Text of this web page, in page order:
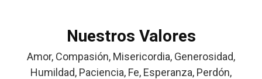
Nuestros Valores
Amor, Compasión, Misericordia, Generosidad,
Humildad, Paciencia, Fe, Esperanza, Perdón,